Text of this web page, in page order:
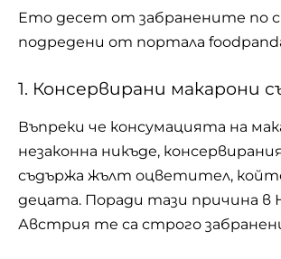
Ето десет от забранените по
подредени от портала
1. Консервирани макарони
Въпреки че консумацията на
незаконна никъде,
съдържа жълт оцветител,
децата. Поради тази причина в
Австрия те са строго